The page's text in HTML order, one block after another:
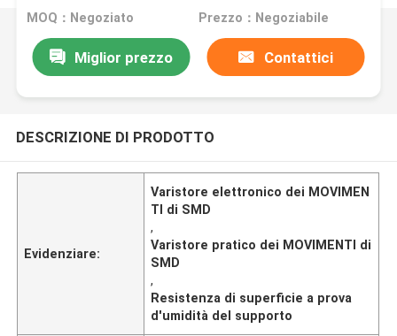
supporto
MOQ：Negoziato Prezzo：Negoziabile
Miglior prezzo Contattici
DESCRIZIONE DI PRODOTTO
Evidenziare:
Varistore elettronico dei MOVIMEN
TI di SMD
,
Varistore pratico dei MOVIMENTI di
SMD
,
Resistenza di superficie a prova
d'umidità del supporto